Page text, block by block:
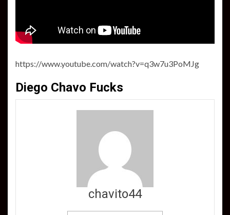
https://www.youtube.com/watch?v=q3w7u3PoMJg
Diego Chavo Fucks
chavito44